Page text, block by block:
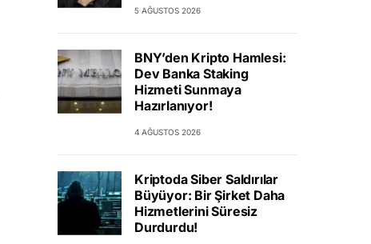
5 AĞUSTOS 2026
BNY’den Kripto Hamlesi:
Dev Banka Staking
Hizmeti Sunmaya
Hazırlanıyor!
4 AĞUSTOS 2026
Kriptoda Siber Saldırılar
Büyüyor: Bir Şirket Daha
Hizmetlerini Süresiz
Durdurdu!